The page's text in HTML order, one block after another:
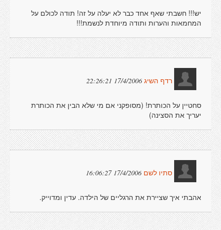
יש!!! חשבתי שאף אחד כבר לא יעלה על זה! תודה לכולם על
המחמאות והערות ותודה מיוחדת לנשמת!!!
רדף השיג 17/4/2006 22:26:21
סחטיין על הכותרת! (מסופקני אם מי שלא הבין את הכותרת
יעריך את הסצינה)
סתיו לשם 17/4/2006 16:06:27
אהבתי איך שציירת את הרגליים של הילדה. עדין ומדוייק.